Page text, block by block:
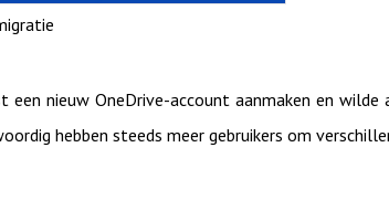
nieuw OneDrive-account aanmaken en wilde
hebben steeds meer gebruikers om